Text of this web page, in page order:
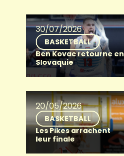
30/07/2026
BASKETBALL
Ben Kovac retourne en
Slovaquie
20/05/2026
BASKETBALL
Les Pikes arrachent
leur finale